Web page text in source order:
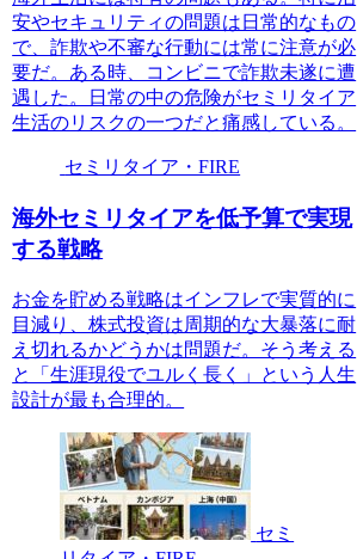
安やセキュリティの問題は日常的なもの
で、詐欺や不審な行動には常に注意が必
要だ。ある時、コンビニで詐欺未遂に遭
遇した。日常の中の危険がセミリタイア
生活のリスクの一つだと痛感している。
セミリタイア・FIRE
海外セミリタイアを低予算で実現
する戦略
お金を貯める戦略はインフレで実質的に
目減り、株式投資は周期的な大暴落に耐
え切れるかどうかは問題だ。そう考える
と「生涯現役でユルく長く」という人生
設計が最も合理的。
セミ